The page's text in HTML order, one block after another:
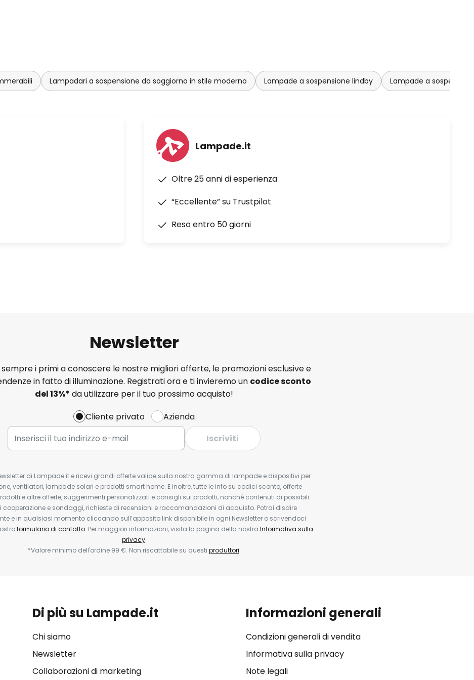
Lampadari a sospensione da soggiorno in stile moderno Lampade a sospensione lindby Lampade a
Lampade.it
Oltre 25 anni di esperienza
“Eccellente” su Trustpilot
Reso entro 50 giorni
Newsletter
sempre i primi a conoscere le nostre migliori offerte, le promozioni esclusive e
in fatto di illuminazione. Registrati ora e ti invieremo un codice sconto
del13%* da utilizzare per il tuo prossimo acquisto!
Cliente privato
Azienda
Iscriviti
di Lampade.it e ricevi grandi offerte valide sulla nostra gamma di lampade e dispositivi per
ventilatori, lampade solari e prodotti smart home. E inoltre, tutte le info su codici sconto, offerte
e altre offerte, suggerimenti personalizzati e consigli sui prodotti, nonché contenuti di possibili
cooperazione e sondaggi, richieste di recensioni e raccomandazioni di acquisto. Potrai disdire
e in qualsiasi momento cliccando sull’apposito link disponibile in ogni Newsletter o scrivendoci
formulario di contatto. Per maggiori informazioni, visita la pagina della nostra Informativa sulla
privacy.
*Valore minimo dell'ordine 99 €. Non riscattabile su questi produttori.
Di più su Lampade.it
Chi siamo
Newsletter
Collaborazioni di marketing
Informazioni generali
Condizioni generali di vendita
Informativa sulla privacy
Note legali